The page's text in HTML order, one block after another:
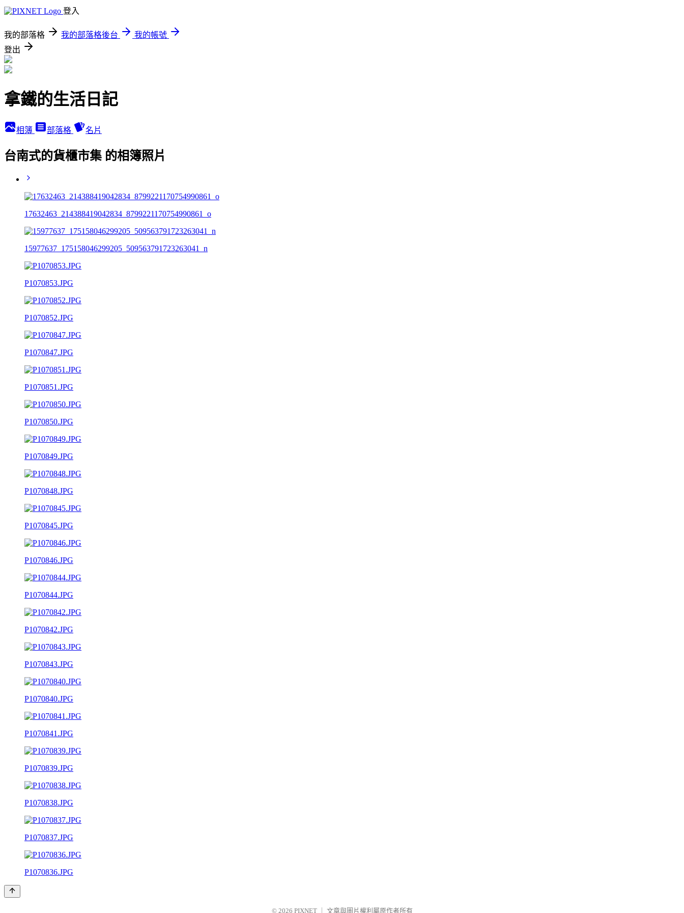
登入
我的部落格 我的部落格後台
我的帳號
登出
拿鐵的生活日記
相簿 部落格 名片
台南式的貨櫃市集 的相簿照片
17632463_214388419042834_8799221170754990861_o
15977637_175158046299205_509563791723263041_n
P1070853.JPG
P1070852.JPG
P1070847.JPG
P1070851.JPG
P1070850.JPG
P1070849.JPG
P1070848.JPG
P1070845.JPG
P1070846.JPG
P1070844.JPG
P1070842.JPG
P1070843.JPG
P1070840.JPG
P1070841.JPG
P1070839.JPG
P1070838.JPG
P1070837.JPG
P1070836.JPG
© 2026 PIXNET 文章與圖片權利屬原作者所有